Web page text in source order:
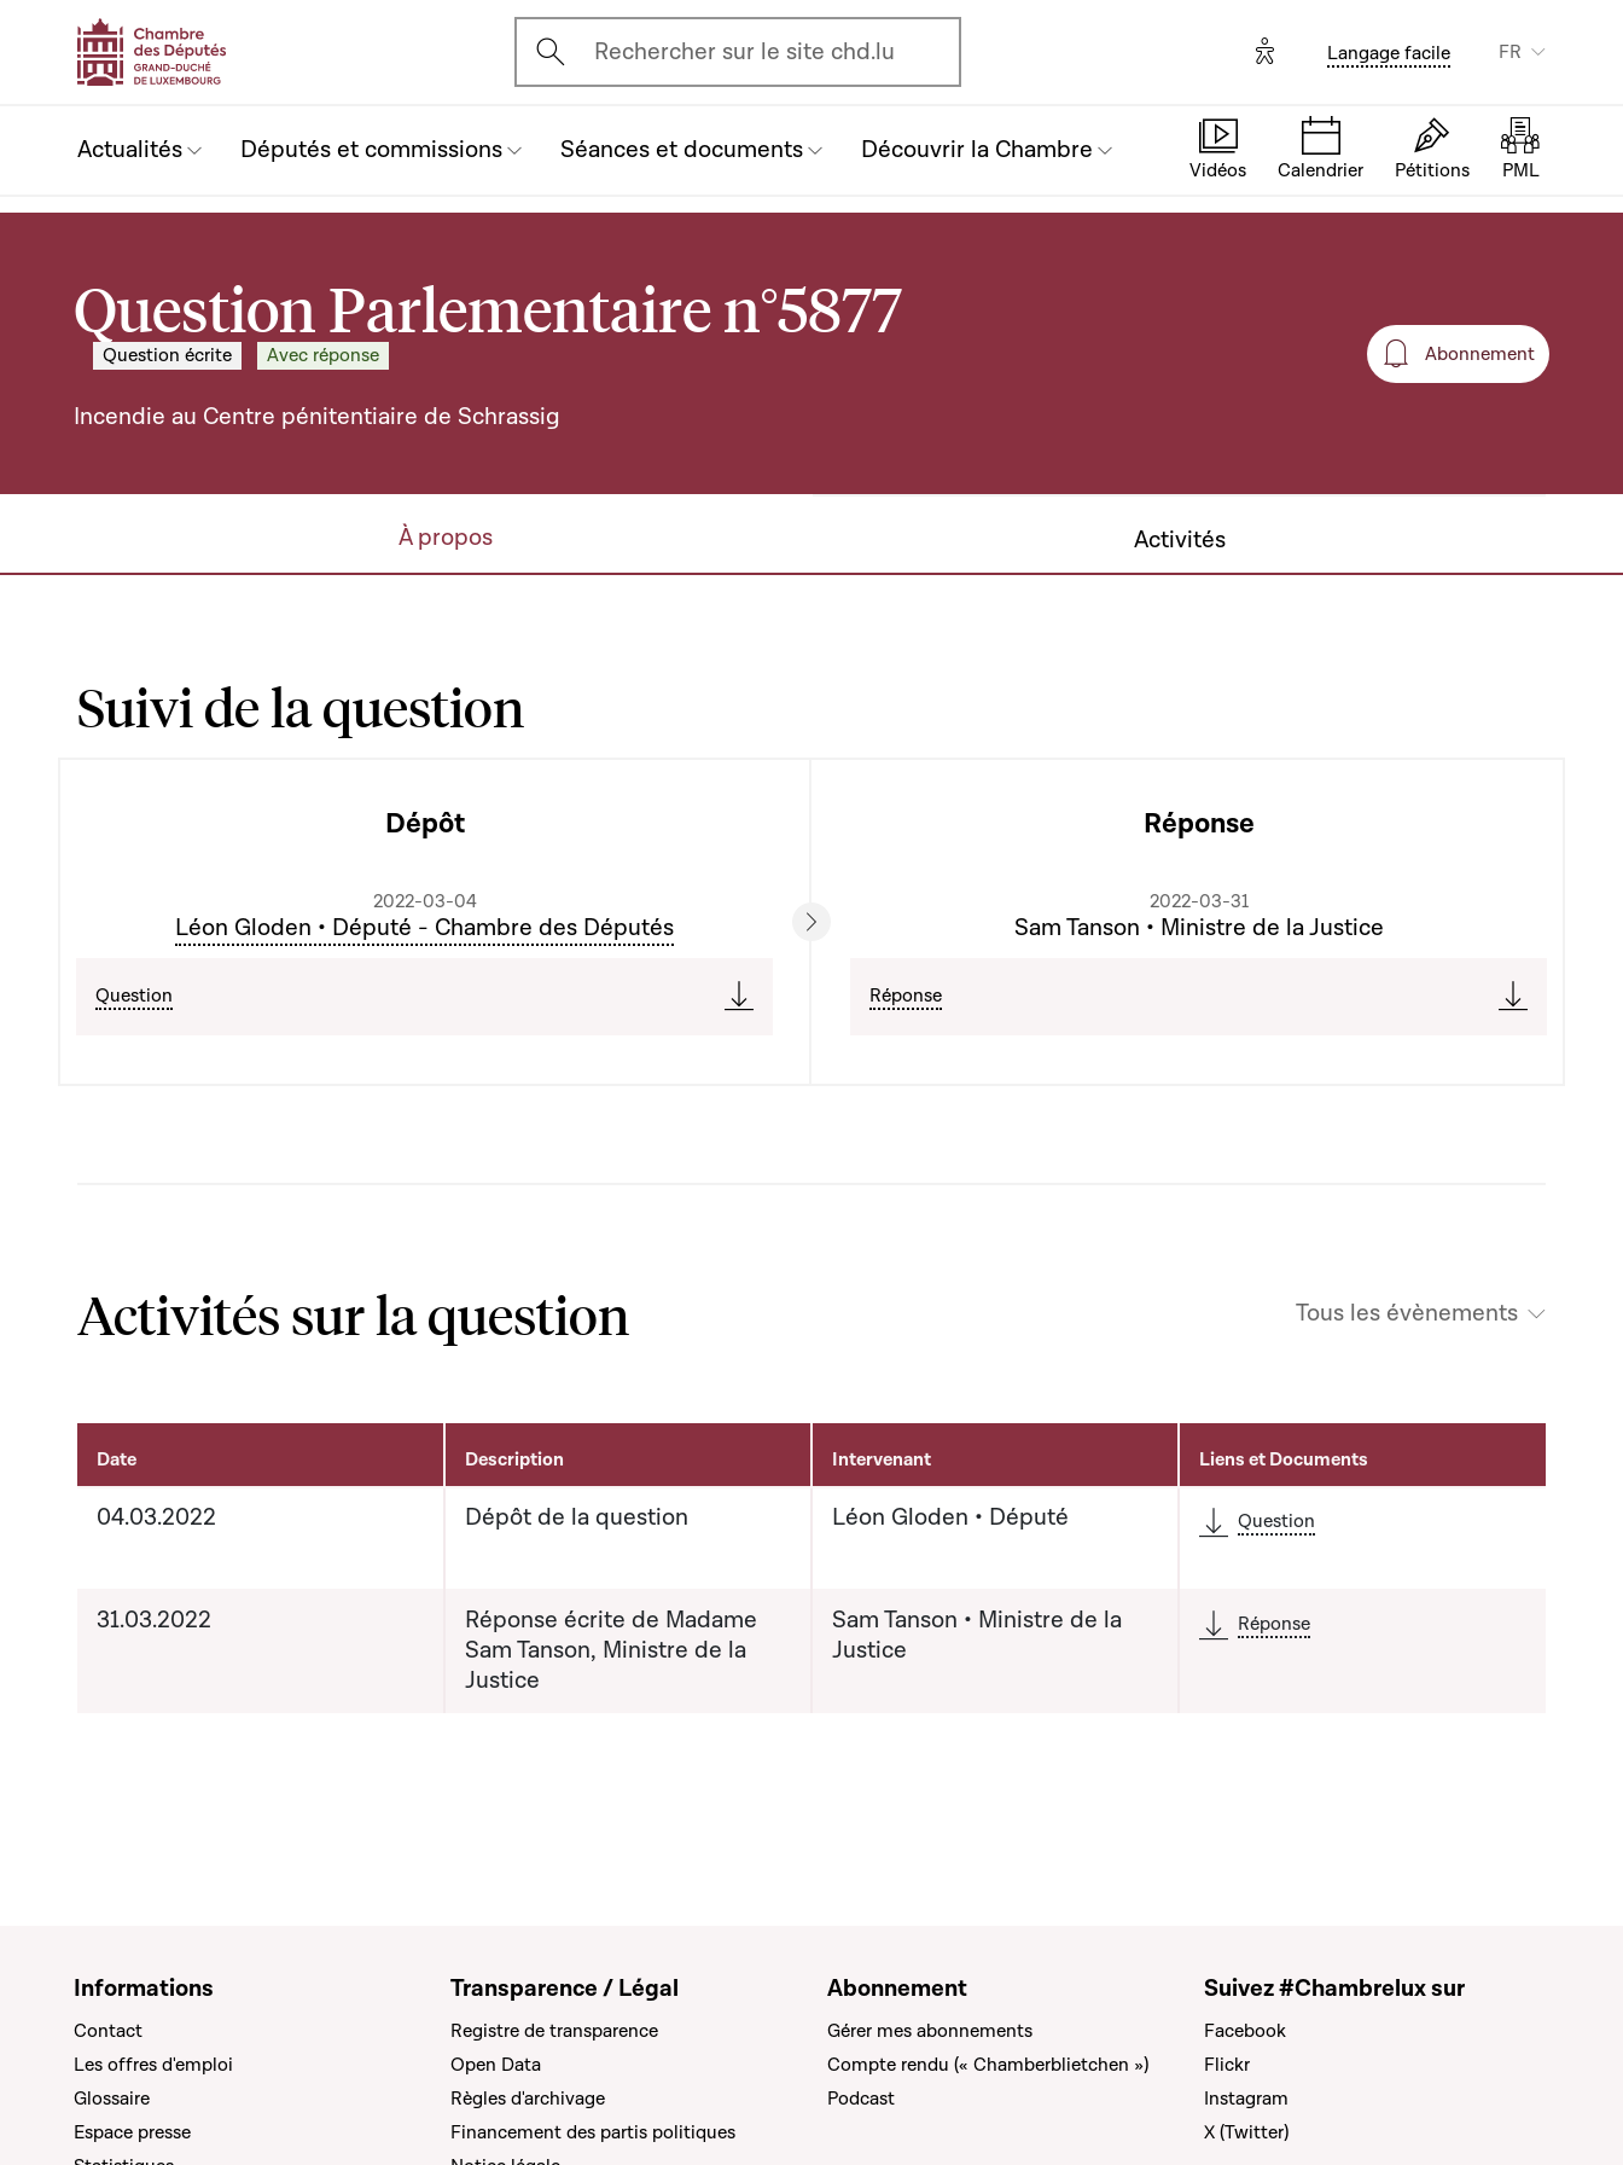
Ouvrir l'écran de recherche
Rechercher sur le site chd.lu Options d'accessibilité
Langage facile FR
Actualités Députés et commissions Séances et documents Découvrir la Chambre
Vidéos Calendrier Pétitions PML
Question Parlementaire n°5877
Question écrite Avec réponse
Incendie au Centre pénitentiaire de Schrassig
Abonnement
Abonnement
À propos Activités
Suivi de la question
Dépôt
2022-03-04
Léon Gloden • Député - Chambre des Députés
Question
Réponse
2022-03-31
Sam Tanson • Ministre de la Justice
Réponse
Activités sur la question Tous les évènements
Activités liées au dossier
Date Description Intervenant Liens et Documents
04.03.2022 Dépôt de la question Léon Gloden • Député Question
31.03.2022
Réponse écrite de Madame
Sam Tanson, Ministre de la
Justice
Sam Tanson • Ministre de la
Justice
Réponse
Informations
Contact
Les offres d'emploi
Glossaire
Espace presse
Transparence / Légal
Registre de transparence
Open Data
Règles d'archivage
Financement des partis politiques
Abonnement
Gérer mes abonnements
Compte rendu (« Chamberblietchen »)
Podcast
Suivez #Chambrelux sur
Facebook
Flickr
Instagram
X (Twitter)